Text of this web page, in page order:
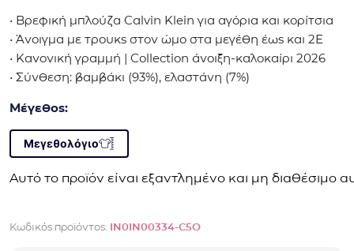
• Βρεφική μπλούζα Calvin Klein για αγόρια και κορίτσια
• Άνοιγμα με τρουκς στον ώμο στα μεγέθη έως και 2Ε
• Κανονική γραμμή | Collection άνοιξη-καλοκαίρι 2026
• Σύνθεση: βαμβάκι (93%), ελαστάνη (7%)
Μέγεθος:
Μεγεθολόγιο
Αυτό το προϊόν είναι εξαντλημένο και μη διαθέσιμο
Κωδικός προϊόντος: IN0IN00334-C5O